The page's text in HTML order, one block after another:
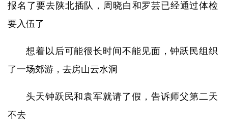
报名了要去陕北插队，周晓白和罗芸已经通过体检
要入伍了
想着以后可能很长时间不能见面，钟跃民组织
了一场郊游，去房山云水洞
头天钟跃民和袁军就请了假，告诉师父第二天
不去